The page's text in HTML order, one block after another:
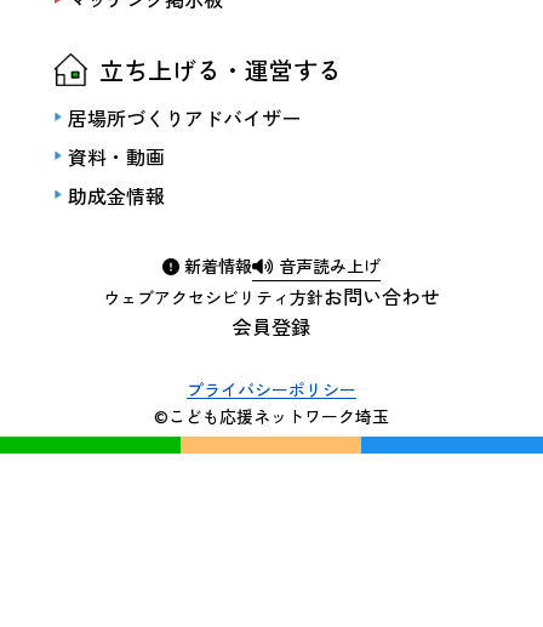
新着情報 音声読み上げ
会員登録
お問い合わせ
ウェブアクセシビリティ方針
立ち上げる・運営する
居場所づくりアドバイザー
資料・動画
助成金情報
プライバシーポリシー
©こども応援ネットワーク埼玉